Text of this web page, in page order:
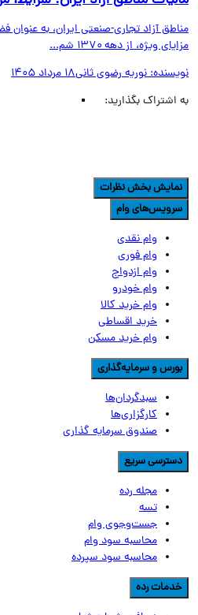
آزاد تجاری-صنعتی ایران، به عنوان
ویژه، از دهه ۱۳۷۰ شم...
نوریه رضوی ثانی18 مرداد 1405
اشتراک بگذارید:
بخش نظرات
وام
وام نقدی
وام فوری
وام ازدواج
وام خودرو
وام خرید کالا
خرید اقساطی
وام خرید مسکن
و سرمایه‌گذاری
سبدگردان‌ها
کارگزاری‌ها
صندوق سرمایه گذاری
سریع
مجله رده
تسه
جست‌وجوی وام
محاسبه سود وام
محاسبه سود سپرده
رده